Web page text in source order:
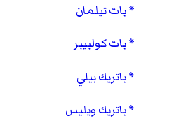
بات تيلمان
بات كولبيبر
باتريك بيلي
باتريك ويليس